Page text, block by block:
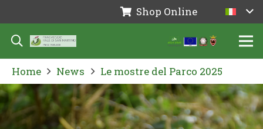
Shop Online
Home News Le mostre del Parco 2025